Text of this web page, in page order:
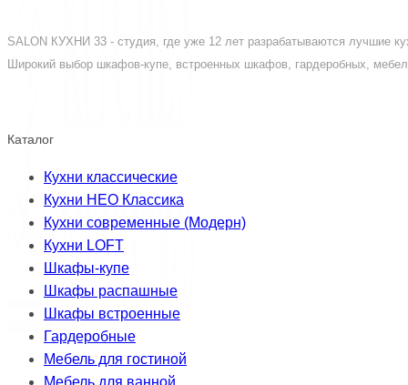
SALON КУХНИ 33 - студия, где уже 12 лет разрабатываются лучшие
Широкий выбор шкафов-купе, встроенных шкафов, гардеробных,
Каталог
Кухни классические
Кухни НЕО Классика
Кухни современные (Модерн)
Кухни LOFT
Шкафы-купе
Шкафы распашные
Шкафы встроенные
Гардеробные
Мебель для гостиной